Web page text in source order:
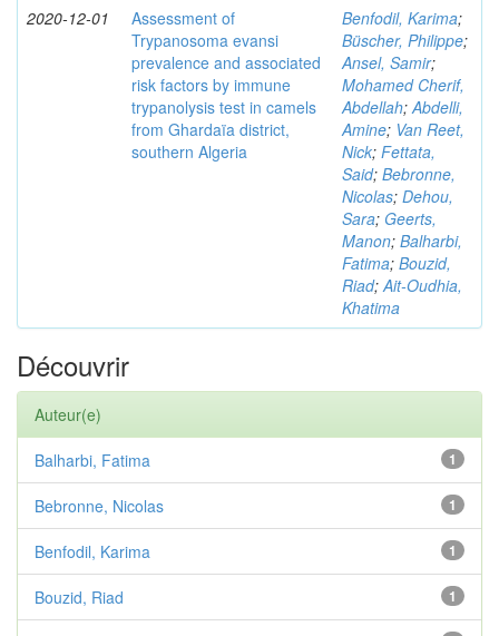
2020-12-01
Assessment of
Trypanosoma evansi
prevalence and associated
risk factors by immune
trypanolysis test in camels
from Ghardaïa district,
southern Algeria
Benfodil, Karima;
Büscher, Philippe;
Ansel, Samir;
Mohamed Cherif,
Abdellah;Abdelli,
Amine; Van Reet,
Nick; Fettata,
Said; Bebronne,
Nicolas; Dehou,
Sara; Geerts,
Manon; Balharbi,
Fatima; Bouzid,
Riad;Ait-Oudhia,
Khatima
Découvrir
Auteur(e)
1
Balharbi, Fatima
1
Bebronne, Nicolas
1
Benfodil, Karima
1
Bouzid, Riad